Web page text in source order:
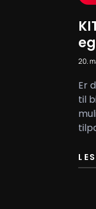
20.
Er
til